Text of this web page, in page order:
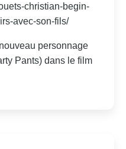
christian-begin-
avec-son-fils/
personnage
Pants) dans le film